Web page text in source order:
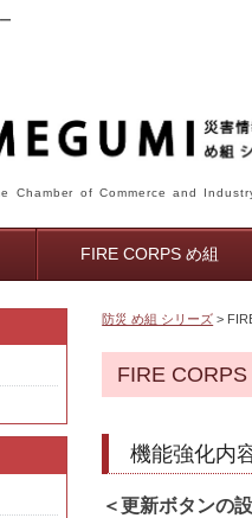
Chamber of Commerce and
FIRE CORPS め組
防災 め組 シリーズ >
FIRE
機能強化内
＜更新ボタンの